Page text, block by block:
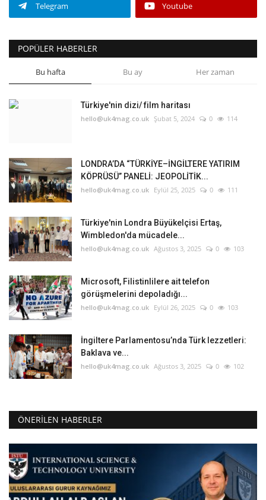
Telegram Youtube
POPÜLER HABERLER
Bu hafta Bu ay Her zaman
Türkiye'nin dizi/ film haritası
hello@uk4mag.co.uk Şubat 5, 2024 0 114
LONDRA’DA “TÜRKİYE–İNGİLTERE YATIRIM
KÖPRÜSÜ” PANELİ: JEOPOLİTİK...
hello@uk4mag.co.uk Eylül 25, 2025 0 111
Türkiye'nin Londra Büyükelçisi Ertaş,
Wimbledon'da mücadele...
hello@uk4mag.co.uk Ağustos 3, 2025 0 103
Microsoft, Filistinlilere ait telefon
görüşmelerini depoladığı...
hello@uk4mag.co.uk Eylül 26, 2025 0 103
İngiltere Parlamentosu’nda Türk lezzetleri:
Baklava ve...
hello@uk4mag.co.uk Ağustos 3, 2025 0 102
ÖNERILEN HABERLER